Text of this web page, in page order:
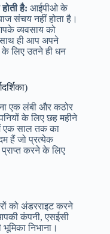
है: आईपीओ के
संचय नहीं होता है।
व्यवसाय को
साथ ही आप अपने
के लिए उतने ही धन
एक लंबी और कठोर
के लिए छह महीने
एक साल तक का
हैं जो प्रत्येक
करने के लिए
को अंडरराइट करने
कंपनी, एसईसी
निभाना।